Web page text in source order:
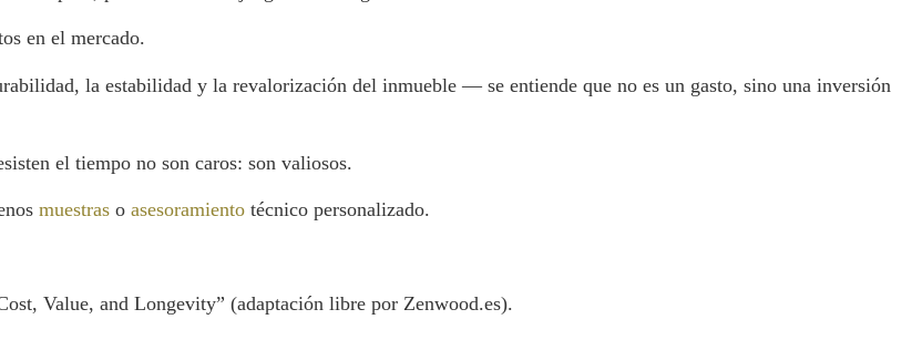
en el mercado.
la estabilidad y la revalorización del inmueble — se entiende que no es un gasto, sino una inversión
el tiempo no son caros: son valiosos.
muestras o asesoramiento técnico personalizado.
Value, and Longevity” (adaptación libre por Zenwood.es).